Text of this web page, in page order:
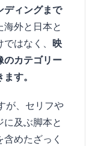
ディングまで
海外と日本と
はなく、 映
のカテゴリー
す。
が、セリフや
及ぶ脚本と
めたざっく